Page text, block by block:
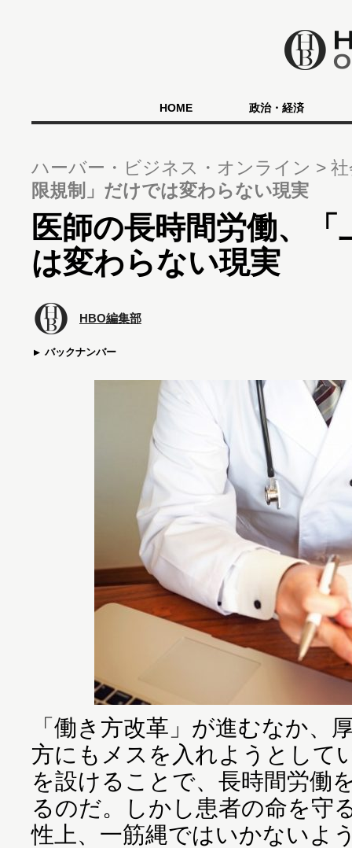
HOME 政治・経済
ハーバー・ビジネス・オンライン
限規制」だけでは変わらない現実
医師の長時間労働、
は変わらない現実
HBO編集部
バックナンバー
「働き方改革」が進むなか、
方にもメスを入れようとして
を設けることで、長時間労働
るのだ。しかし患者の命を守
性上、一筋縄ではいかないよ